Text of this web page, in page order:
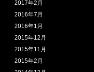
2017年2月
2016年7月
2016年1月
2015年12月
2015年11月
2015年2月